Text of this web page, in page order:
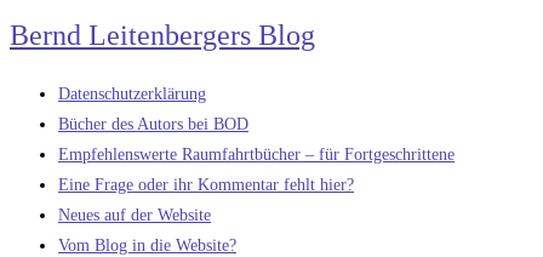
Zum
Inhalt
springen
Bernd Leitenbergers Blog
Datenschutzerklärung
Bücher des Autors bei BOD
Empfehlenswerte Raumfahrtbücher – für Fortgeschrittene
Eine Frage oder ihr Kommentar fehlt hier?
Neues auf der Website
Vom Blog in die Website?